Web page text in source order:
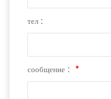
тел :
сообщение : *